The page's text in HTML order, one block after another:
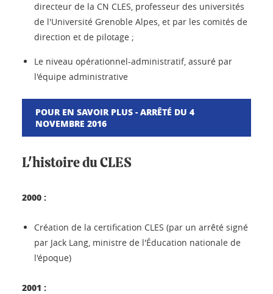
directeur de la CN CLES, professeur des universités
de l'Université Grenoble Alpes, et par les comités de
direction et de pilotage ;
Le niveau opérationnel-administratif, assuré par
l'équipe administrative
POUR EN SAVOIR PLUS - ARRÊTÉ DU 4
NOVEMBRE 2016
L'histoire du CLES
2000 :
Création de la certification CLES (par un arrêté signé
par Jack Lang, ministre de l'Éducation nationale de
l'époque)
2001 :